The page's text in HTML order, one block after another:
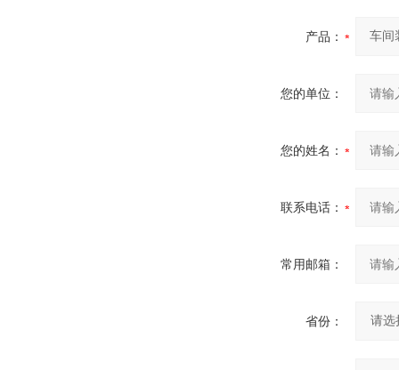
产品：
您的单位：
您的姓名：
联系电话：
常用邮箱：
省份：